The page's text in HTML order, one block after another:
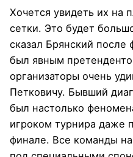
Хочется увидеть их на
сетки. Это будет
сказал Брянский
был явным
организаторы очень
Петковичу. Бывший
был настолько
игроком турнира даже
финале. Все команды